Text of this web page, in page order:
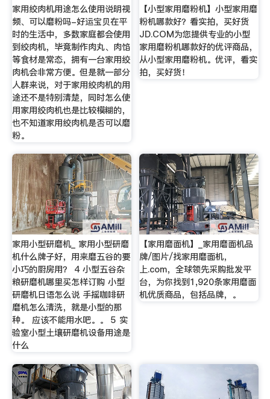
家用绞肉机用途怎么使用说明视
频、可以磨粉吗-好运宝贝在平
时的生活中，多数家庭都会使用
到绞肉机，毕竟制作肉丸、肉馅
等食材是常态，拥有一台家用绞
肉机会非常方便。但是就一部分
人群来说，对于家用绞肉机的用
途还不是特别清楚，同时怎么使
用家用绞肉机也是比较模糊的，
也不知道家用绞肉机是否可以磨
粉。
【小型家用磨粉机】小型家用磨
粉机哪款好？看实拍，买好货
JD.COM为您提供专业的小型
家用磨粉机哪款好的优评商品，
从小型家用磨粉机。优评，看实
拍，买好货！
家用小型研磨机_ 家用小型研磨
机什么牌子好，用来磨五谷的要
小巧的厨房用？ 4 小型五谷杂
粮研磨机哪里买怎样订购 小型
研磨机日语怎么说 手摇咖啡研
磨机怎么清洗，就是小型的那
种。 应该不能用水吧。。 5 实
验室小型土壤研磨机设备用途是
什么
【家用磨面机】_家用磨面机品
牌/图片/找家用磨面机，
上.com，全球领先采购批发平
台，为你找到1,920条家用磨面
机优质商品，包括品牌，。